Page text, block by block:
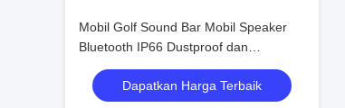
Mobil Golf Sound Bar Mobil Speaker
Bluetooth IP66 Dustproof dan
Waterproof Lapangan Suara Akustik
Luar Biasa Audio
Dapatkan Harga Terbaik